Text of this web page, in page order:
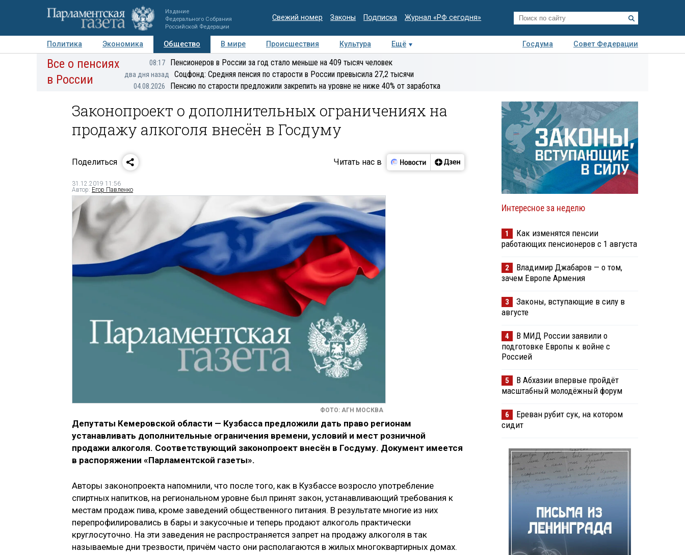
Издание
Федерального Собрания
Российской Федерации
Свежий номер Законы Подписка Журнал «РФ сегодня»
Политика Экономика Общество В мире Происшествия Культура Ещё Госдума
Совет Федерации
Авторы Персоны Мнения Регионы Медиацентр Интервью Колумнисты
Все о пенсиях
в России
08:17 Пенсионеров в России за год стало меньше на 409 тысяч человек
два дня назад Соцфонд: Средняя пенсия по старости в России превысила 27,2 тысячи
04.08.2026 Пенсию по старости предложили закрепить на уровне не ниже 40% от заработка
Законопроект о дополнительных ограничениях на
продажу алкоголя внесён в Госдуму
Поделиться Читать нас в
31.12.2019 11:56
Автор: Егор Павленко
ФОТО: АГН МОСКВА
Депутаты Кемеровской области — Кузбасса предложили дать право регионам
устанавливать дополнительные ограничения времени, условий и мест розничной
продажи алкоголя. Соответствующий законопроект внесён в Госдуму. Документ имеется
в распоряжении «Парламентской газеты».
Авторы законопроекта напомнили, что после того, как в Кузбассе возросло употребление
спиртных напитков, на региональном уровне был принят закон, устанавливающий требования к
местам продаж пива, кроме заведений общественного питания. В результате многие из них
перепрофилировались в бары и закусочные и теперь продают алкоголь практически
круглосуточно. На эти заведения не распространяется запрет на продажу алкоголя в так
называемые дни трезвости, причём часто они располагаются в жилых многоквартирных домах.
Интересное за неделю
1
Как изменятся пенсии
работающих пенсионеров с 1 августа
2
Владимир Джабаров — о том,
зачем Европе Армения
3
Законы, вступающие в силу в
августе
4
В МИД России заявили о
подготовке Европы к войне с
Россией
5
В Абхазии впервые пройдёт
масштабный молодёжный форум
6
Ереван рубит сук, на котором
сидит